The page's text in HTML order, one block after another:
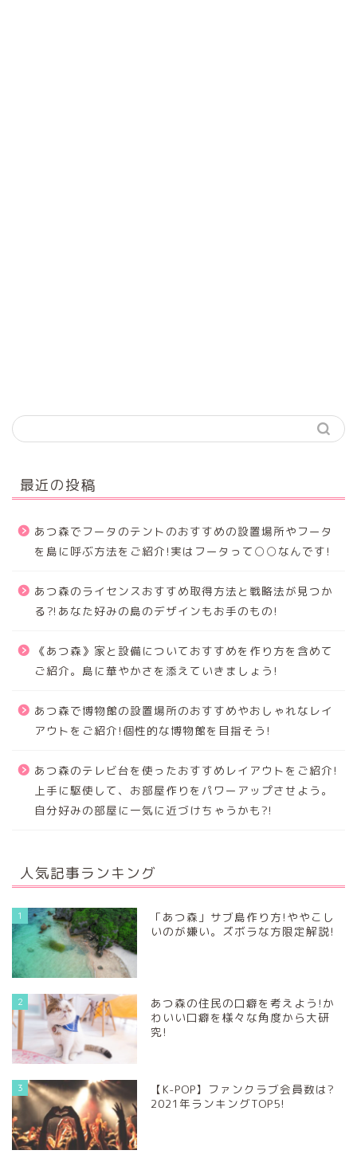
最近の投稿
あつ森でフータのテントのおすすめの設置場所やフータ
を島に呼ぶ方法をご紹介!実はフータって○○なんです!
あつ森のライセンスおすすめ取得方法と戦略法が見つか
る⁈あなた好みの島のデザインもお手のもの!
《あつ森》家と設備についておすすめを作り方を含めて
ご紹介。島に華やかさを添えていきましょう!
あつ森で博物館の設置場所のおすすめやおしゃれなレイ
アウトをご紹介!個性的な博物館を目指そう!
あつ森のテレビ台を使ったおすすめレイアウトをご紹介!
上手に駆使して、お部屋作りをパワーアップさせよう。
自分好みの部屋に一気に近づけちゃうかも?!
人気記事ランキング
1
「あつ森」サブ島作り方!ややこし
いのが嫌い。ズボラな方限定解説!
2
あつ森の住民の口癖を考えよう!か
わいい口癖を様々な角度から大研
究!
3
【K-POP】ファンクラブ会員数は?
2021年ランキングTOP5!